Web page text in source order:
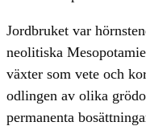
Jordbruket var
neolitiska
växter som vete och
odlingen av olika
permanenta